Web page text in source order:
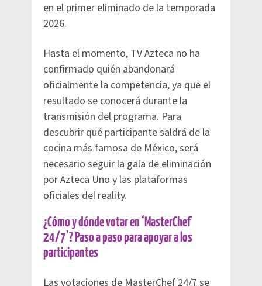
en el primer eliminado de la temporada
2026.
Hasta el momento, TV Azteca no ha
confirmado quién abandonará
oficialmente la competencia, ya que el
resultado se conocerá durante la
transmisión del programa. Para
descubrir qué participante saldrá de la
cocina más famosa de México, será
necesario seguir la gala de eliminación
por Azteca Uno y las plataformas
oficiales del reality.
¿Cómo y dónde votar en ‘MasterChef
24/7’? Paso a paso para apoyar a los
participantes
Las votaciones de MasterChef 24/7 se